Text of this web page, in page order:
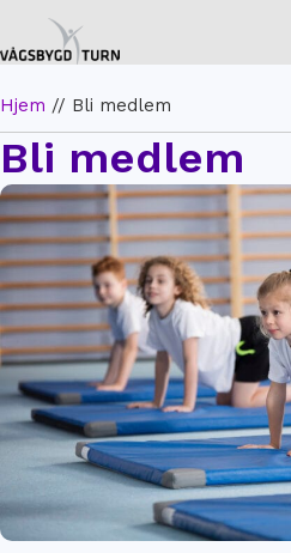
Hjem // Bli medlem
Bli medlem